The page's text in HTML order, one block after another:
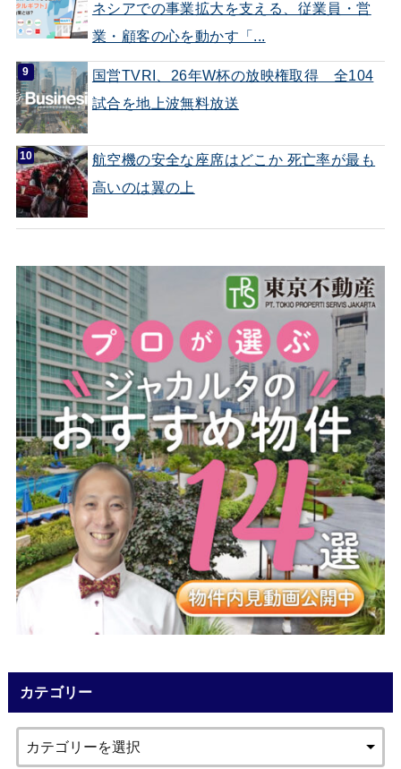
ネシアでの事業拡大を支える、従業員・営
業・顧客の心を動かす「...
国営TVRI、26年W杯の放映権取得 全104
試合を地上波無料放送
航空機の安全な座席はどこか 死亡率が最も
高いのは翼の上
カテゴリー